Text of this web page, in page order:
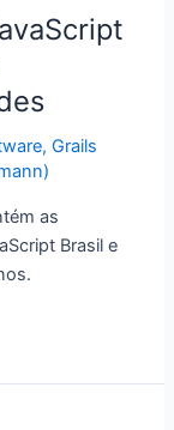
,Grails
as
Brasil e